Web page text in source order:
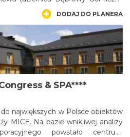
Cesarzy w Sosnowcu, rzeka
oraz bujnością przyrody.
zmuszają do wytężenia sił przy
zawijasów rzeki, ale wysiłek
przyroda mijanych terenów z
bagiennymi, pozwalająca
przez zurbanizowany obszar
DODAJ DO PLANERA
& SPA****
największych w Polsce obiektów
MICE. Na bazie wnikliwej analizy
powstało centrum